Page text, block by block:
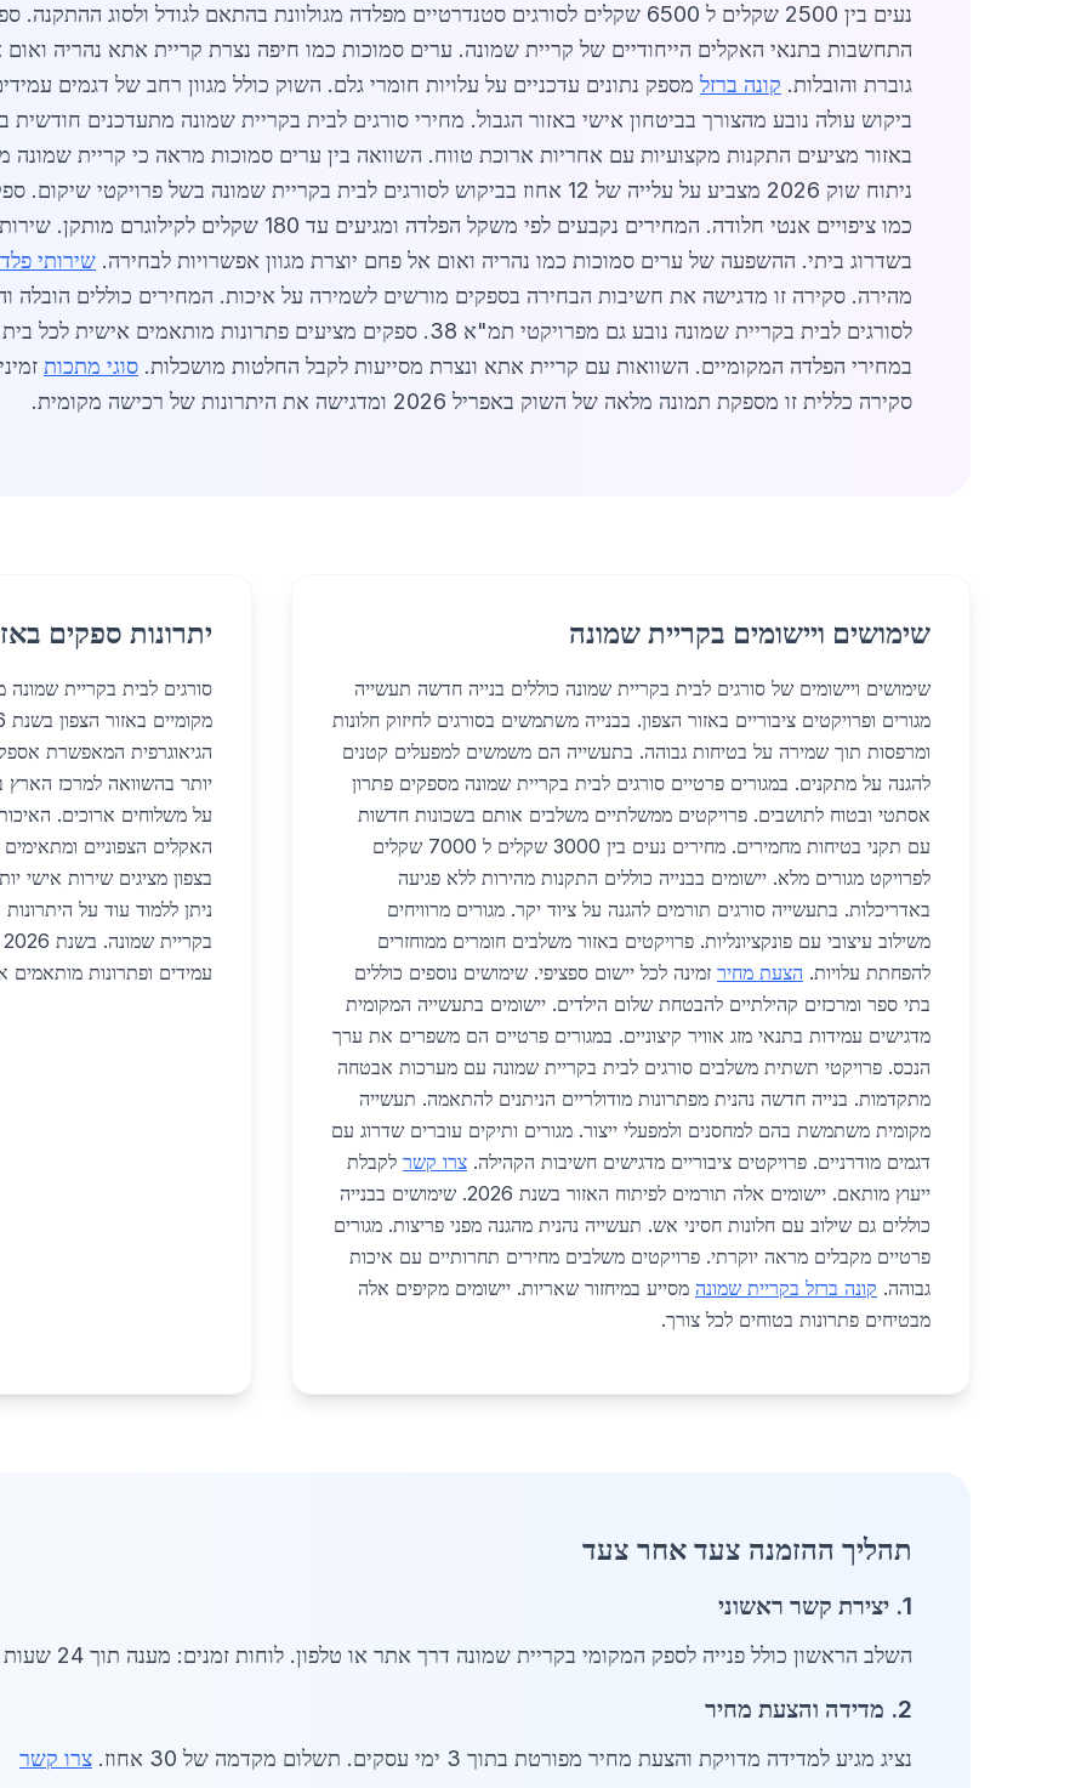
נעים בין 2500 שקלים ל 6500 שקלים לסורגים סטנדרטיים מפלדה מגולוונת בהתאם לגודל
התחשבות בתנאי האקלים הייחודיים של קריית שמונה. ערים סמוכות כמו חיפה נצרת קריית אתא נהריה
גוברת והובלות. קונה ברזל מספק נתונים עדכניים על עלויות חומרי גלם. השוק כולל מגוון רחב של דגמים
ביקוש עולה נובע מהצורך בביטחון אישי באזור הגבול. מחירי סורגים לבית בקריית שמונה מתעדכנים
באזור מציעים התקנות מקצועיות עם אחריות ארוכת טווח. השוואה בין ערים סמוכות מראה כי קריית שמונה
ניתוח שוק 2026 מצביע על עלייה של 12 אחוז בביקוש לסורגים לבית בקריית שמונה בשל
כמו ציפויים אנטי חלודה. המחירים נקבעים לפי משקל הפלדה
בשדרוג ביתי. ההשפעה של ערים סמוכות כמו נהריה ואום אל פחם יוצרת מגוון אפשרויות לבחירה. שירותי
מהירה. סקירה זו מדגישה את חשיבות הבחירה בספקים מורשים לשמירה על איכות. המחירים כוללים הובלה
במחירי הפלדה המקומיים. השוואות עם קריית אתא ונצרת מסייעות לקבל החלטות מושכלות. סוגי מתכות
סקירה כללית זו מספקת תמונה מלאה של השוק באפריל 2026 ומדגישה את היתרונות של רכישה מקומית.
שימושים ויישומים בקריית שמונה
שימושים ויישומים של סורגים לבית בקריית שמונה כוללים בנייה חדשה תעשייה
מגורים ופרויקטים ציבוריים באזור הצפון. בבנייה משתמשים בסורגים לחיזוק חלונות
ומרפסות תוך שמירה על בטיחות גבוהה. בתעשייה הם משמשים למפעלים קטנים
להגנה על מתקנים. במגורים פרטיים סורגים לבית בקריית שמונה מספקים פתרון
אסתטי ובטוח לתושבים. פרויקטים ממשלתיים משלבים אותם בשכונות חדשות
עם תקני בטיחות מחמירים. מחירים נעים בין 3000 שקלים ל 7000 שקלים
לפרויקט מגורים מלא. יישומים בבנייה כוללים התקנות מהירות ללא פגיעה
באדריכלות. בתעשייה סורגים תורמים להגנה על ציוד יקר. מגורים מרוויחים
משילוב עיצובי עם פונקציונליות. פרויקטים באזור משלבים חומרים ממוחזרים
להפחתת עלויות. הצעת מחיר זמינה לכל יישום ספציפי. שימושים נוספים כוללים
בתי ספר ומרכזים קהילתיים להבטחת שלום הילדים. יישומים בתעשייה המקומית
מדגישים עמידות בתנאי מזג אוויר קיצוניים. במגורים פרטיים הם משפרים את ערך
הנכס. פרויקטי תשתית משלבים סורגים לבית בקריית שמונה עם מערכות אבטחה
מתקדמות. בנייה חדשה נהנית מפתרונות מודולריים הניתנים להתאמה. תעשייה
מקומית משתמשת בהם למחסנים ולמפעלי ייצור. מגורים ותיקים עוברים שדרוג עם
דגמים מודרניים. פרויקטים ציבוריים מדגישים חשיבות הקהילה. צרו קשר לקבלת
ייעוץ מותאם. יישומים אלה תורמים לפיתוח האזור בשנת 2026. שימושים בבנייה
כוללים גם שילוב עם חלונות חסיני אש. תעשייה נהנית מהגנה מפני פריצות. מגורים
פרטיים מקבלים מראה יוקרתי. פרויקטים משלבים מחירים תחרותיים עם איכות
גבוהה. קונה ברזל בקריית שמונה מסייע במיחזור שאריות. יישומים מקיפים אלה
מבטיחים פתרונות בטוחים לכל צורך.
יתרונות ספקים
סורגים לבית בקריית
הגיאוגרפית המאפשרת
יותר בהשוואה למרכז הארץ
על משלוחים ארוכים.
האקלים הצפוניים
בצפון מציגים שירות אישי
ניתן ללמוד עוד על
עמידים ופתרונות מותאמים
תהליך ההזמנה צעד אחר צעד
1. יצירת קשר ראשוני
השלב הראשון כולל פנייה לספק המקומי בקריית שמונה דרך אתר או טלפון. לוחות זמנים: מענה תוך 24 שעות בשנת 2026.
2. מדידה והצעת מחיר
נציג מגיע למדידה מדויקת והצעת מחיר מפורטת בתוך 3 ימי עסקים. תשלום מקדמה של 30 אחוז. צרו קשר